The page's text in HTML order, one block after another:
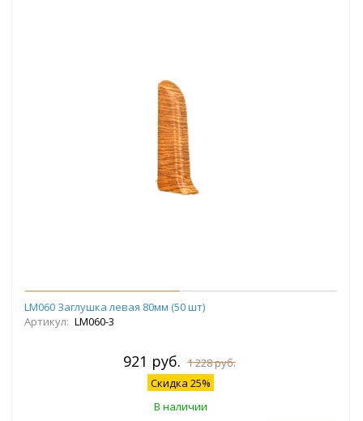
LM060 Заглушка левая 80мм (50 шт)
Артикул: LM060-3
921 руб. 1 228 руб.
Скидка 25%
В наличии